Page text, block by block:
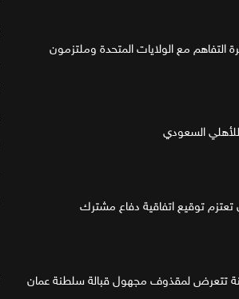
التفاهم مع الولايات المتحدة وملتزمون
السعودي
تعتزم توقيع اتفاقية دفاع مشترك
تتعرض لمقذوف مجهول قبالة سلطنة عمان